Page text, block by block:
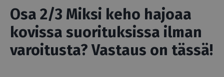
Osa 2/3 Miksi keho hajoaa
kovissa suorituksissa ilman
varoitusta? Vastaus on tässä!